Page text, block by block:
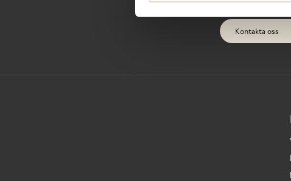
Kontakta oss